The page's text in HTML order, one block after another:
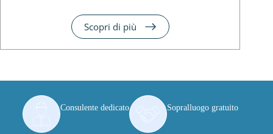
Scopri di più
Consulente dedicato Sopralluogo gratuito